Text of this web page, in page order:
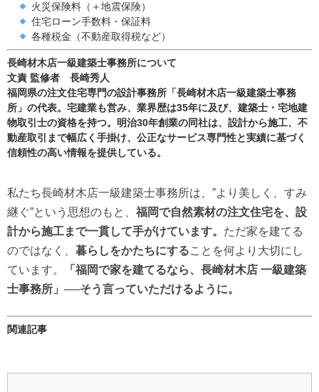
火災保険料（＋地震保険）
住宅ローン手数料・保証料
各種税金（不動産取得税など）
長崎材木店一級建築士事務所について
文責 監修者 長崎秀人
福岡県の注文住宅専門の設計事務所「長崎材木店一級建築士事務
所」の代表。宅建業も営み、業界歴は35年に及び、建築士・宅地建
物取引士の資格を持つ。明治30年創業の同社は、設計から施工、不
動産取引まで幅広く手掛け、公正なサービス専門性と実績に基づく
信頼性の高い情報を提供している。
私たち長崎材木店一級建築士事務所は、”より美しく、すみ
継ぐ”という思想のもと、 福岡で自然素材の注文住宅を、設
計から施工まで一貫して手がけています。 ただ家を建てる
のではなく、 暮らしをかたちにすることを何より大切にし
ています。
「福岡で家を建てるなら、長崎材木店 一級建築
士事務所」──そう言っていただけるように。
関連記事